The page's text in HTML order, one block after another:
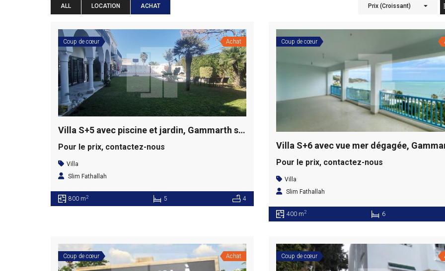
ALL LOCATION ACHAT Prix (Croissant)
Coup de cœur Achat
Villa S+5 avec piscine et jardin, Gammarth supérieur
Pour le prix, contactez-nous
Villa
Slim Fathallah
800 m2 5 4
Coup de cœur
Pour le prix, contactez-nous
Villa
Slim Fathallah
400 m2 6
Coup de cœur Achat Coup de cœur